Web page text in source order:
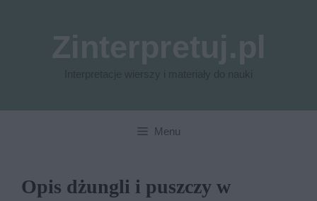
Menu
Opis dżungli i puszczy w